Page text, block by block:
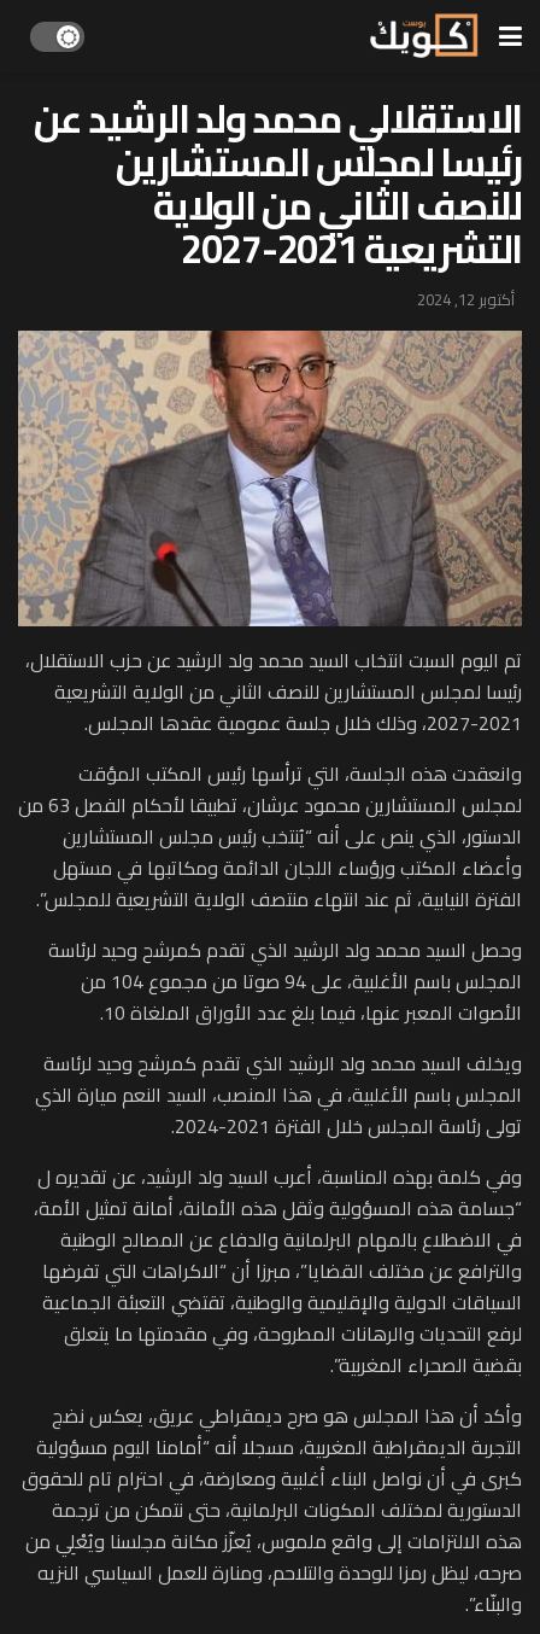
الاستقلالي محمد ولد الرشيد عن
رئيسا لمجلس المستشارين
للنصف الثاني من الولاية
التشريعية 2021-2027
أكتوبر 12, 2024
تم اليوم السبت انتخاب السيد محمد ولد الرشيد عن حزب الاستقلال،
رئيسا لمجلس المستشارين للنصف الثاني من الولاية التشريعية
2021-2027، وذلك خلال جلسة عمومية عقدها المجلس.
وانعقدت هذه الجلسة، التي ترأسها رئيس المكتب المؤقت
لمجلس المستشارين محمود عرشان، تطبيقا لأحكام الفصل 63 من
الدستور، الذي ينص على أنه “يُنتخب رئيس مجلس المستشارين
وأعضاء المكتب ورؤساء اللجان الدائمة ومكاتبها في مستهل
الفترة النيابية، ثم عند انتهاء منتصف الولاية التشريعية للمجلس”.
وحصل السيد محمد ولد الرشيد الذي تقدم كمرشح وحيد لرئاسة
المجلس باسم الأغلبية، على 94 صوتا من مجموع 104 من
الأصوات المعبر عنها، فيما بلغ عدد الأوراق الملغاة 10.
ويخلف السيد محمد ولد الرشيد الذي تقدم كمرشح وحيد لرئاسة
المجلس باسم الأغلبية، في هذا المنصب، السيد النعم ميارة الذي
تولى رئاسة المجلس خلال الفترة 2021-2024.
وفي كلمة بهذه المناسبة، أعرب السيد ولد الرشيد، عن تقديره ل
“جسامة هذه المسؤولية وثقل هذه الأمانة، أمانة تمثيل الأمة،
في الاضطلاع بالمهام البرلمانية والدفاع عن المصالح الوطنية
والترافع عن مختلف القضايا”، مبرزا أن “الاكراهات التي تفرضها
السياقات الدولية والإقليمية والوطنية، تقتضي التعبئة الجماعية
لرفع التحديات والرهانات المطروحة، وفي مقدمتها ما يتعلق
بقضية الصحراء المغربية”.
وأكد أن هذا المجلس هو صرح ديمقراطي عريق، يعكس نضج
التجربة الديمقراطية المغربية، مسجلا أنه “أمامنا اليوم مسؤولية
كبرى في أن نواصل البناء أغلبية ومعارضة، في احترام تام للحقوق
الدستورية لمختلف المكونات البرلمانية، حتى نتمكن من ترجمة
هذه الالتزامات إلى واقع ملموس، يُعزّز مكانة مجلسنا ويُعْلِي من
صرحه، ليظل رمزا للوحدة والتلاحم، ومنارة للعمل السياسي النزيه
والبنّاء”.